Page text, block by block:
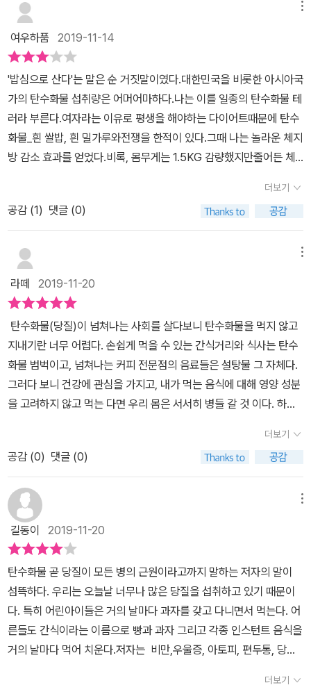
제한하는 것입니다. 당질제한식은 지방질이50~60%이지만, 케톤
식이요법은 지방질이70~80%, 당질이 5% 이하로 더욱 강화된 식
이요법이라고 하니, 일반적인 식생활에 적용하기에는 상당한 노력이
필요하다는 것을 알 수 있습니다.이 외에도 동맥경화에 기름기가 많
은 지방질 보다, 당질 과다로 인하여 생기는 체내 지방질이상이 문제
라고 합니다. 많은 당질을 분해하기 위해 생기는 과다한 인슐린이 혈
당치를 낮추는 것 외에혈당을 체지방으로 변환시키는 작용을 하는 것
입니다. 책의 마지막 부록에는 당질제한식 실천법이 실려 있습니다.
단백질이 많은 반찬을 섭취하는 것입니다. 당질을피하는 방법이 핵심
이므로 과식만 하지 않으면 육류, 생선, 볶거나튀긴 음식도 마음껏 먹
어도 되며 증류주와 같은 음주도 괜찮다고 합니다. 참고로, 다카오 병
원에서 권장하는 식사법도 설명하고 있습니다. 세 끼 식사모두 당질
을 제한하는 슈퍼 당질 제한식과 두 끼를 제한하고 한 끼는 현미 등과
같이 혈당지수가 낮은 주식을 섭취하는 방법입니다. 물론, 세 끼를 제
한하는 것이 효과적이지만, 집 밖에서 사회 생활을 하는 현대인들이
꾸준한 실행을 하기 위해서는 두 끼 제한이 더 효과적일 수 있을 것입
니다. 저자는 참고로, 식품별 당질의 양과 함께 섭취 가능, 조금 섭취
가능, 삼가해야 할 식품으로 분류한 표도 함께 제공하고있으니, 집에
서 음식 재료를 준비할 때 참고하시면 도움이 될 것입니다.^>^
질과 지방이 들어가 있는 음식만으로 당질이 충분히 확보가 가능하다
는 작가의 말에 의문이 들었다. 그러나 책을 읽어 갈수록 탄수화물의
유해성과 과다섭취로 인한 문제점들을 알게 되면서 그의 말에 의도를
정확히 알 수 있게 되었다.​현대인의 주요 사망원인인 암, 심근경색, 뇌
졸증, 폐렴, 당뇨 등은 물론이고, 그와 연계된 각종 합병증 그리고 생
활습관병인 꽃가루 알레르기, 비염, 천식, 여드름, 건선피부, 역류성
식도염 등과 같은 질병들이 당질 과다가 원인으로 생기는 것이며, 따
라서 평상시 당질제한식을 습관화하면 병의 치료는 물론이고 예방효
과까지 탁월함을 작가는 구체적인 사례와 예시들을 보여주며 강조한
다. ​사실 바쁜 현대를 살아가는 우리가 과다한 당질을 섭취를 하고 있
음은 인정할 수 밖에 없다. TV와 인터넷에는 각종 먹거리와 맛집 소
당연한 것이 되었고, 비만, 대사증후군, 고혈압, 당뇨병을 갖고 있는
사람들은 우리 주변에서 흔하디 흔한 질병이 되어버렸다. 좀 귀찮고
힘은 들수 있을지 몰라도 앞으로 살아갈 우리의 인생을 건강하게 살
고자 한다면 나에게 맞는 식생활, 특히 작가가 말한 당질제한식을 하
루 빨리 실행해 나가는 것이 무엇보다 중요한 것 같다. ​책 마지막 부록
으로 당질제한식 실천법과 식품별 당질의 양과 섭취 리스트에 대해
아주 상세하게 적어 두었다. 부록을 기준으로 세끼나 두끼까지는 처
음부터는 힘들듯해 지난 금요일부터 하루 한끼 당질을 제한하는 쁘띠
다. 나부터 실천하는 건강한 식습관이 우리 가족을 위한 길이 될 것이
고 나아가 우리 사회, 우리 나라가 건강해질 수 있다고 믿어본다. 이로
인해 의료비 대폭 절감효과로 인해 경제부활의 기폭제가 될 수 있다
는 작가의 기대감에 부흥할 그 날이 올 수 있기를 기대하며 책을 덮었
다. ​
여우하품 2019-11-14
'밥심으로 산다'는 말은 순 거짓말이였다.대한민국을 비롯한 아시아국
가의 탄수화물 섭취량은 어머어마하다.나는 이를 일종의 탄수화물 테
러라 부른다.​여자라는 이유로 평생을 해야하는 다이어트때문에 탄수
화물_흰 쌀밥, 흰 밀가루와전쟁을 한적이 있다.그때 나는 놀라운 체지
방 감소 효과를 얻었다.비록, 몸무게는 1.5KG 감량했지만줄어든 체
일은 당질이 아니라고 생각한다.하지만 과일의 대부분은 당질임을.​또
한 사람들은 당질을 줄이면 마치 큰 병에라도 걸릴것처럼 말한다.당
질은 인체의 필수영양소가 아니다.​필수영양소는 사람에게는 없어서
는 안 되지만인체에서는 만들지 못하는 것이다.필수 아미노산이라든
영양소가 아니기에 우리가 식사로 섭취해야 하는당질의 최소필요량
도 '0'이라는 것이다.그런 당질을 원하는 것은 우리 인간의 숙명.(사실
우리는 스트레스 받을 때탄수화물을 먹으면 기분이 좋아지기도 한다)​
만약, 앞으로 남은 인생을 건강하게살고 싶다면 각자 자신의 상황에
맞게 '맞춤형 다이어트'를 실시해야 한다. ​앞에서 말한 우리의 숙명_
당.이 당질을 원하는 우리의 욕구는 본능이다.지금이야 '재수없으면 1
50세까지 산다'고 하지만, 먼 옛날 인류는 3, 40세를 넘기기도아주
어려웠다​그러한때에 인체의 지방 축적은생존 가능성을 높여주며 굶
주림에 맞서는 유일한 안전대책이였다.특히, 출산의 책임지고 있는
질을 흡수로혈당치가 높아지면 '베타 엔돌필'이라는쾌락 유발 물질이
나오기 때문이다.​당질 제한으로 다이어트 외 역류성 식도염이나 알러
지 등 기타 유사 질병들의 발병률을 낮추고 예방하는 효과를 얻을 수
있다고 하니건강한 신체와 멋진 바디를 원한다면이제 당질 제한은 필
수며우리의 숙명이다.(*당질은 탄수화물과 식이섬유를 포괄하는 개
념)
더보기
공감 (1) 댓글 (0)
라떼 2019-11-20
탄수화물(당질)이 넘쳐나는 사회를 살다보니 탄수화물을 먹지 않고
지내기란 너무 어렵다. 손쉽게 먹을 수 있는 간식거리와 식사는 탄수
화물 범벅이고, 넘쳐나는 커피 전문점의 음료들은 설탕물 그 자체다.
그러다 보니 건강에 관심을 가지고, 내가 먹는 음식에 대해 영양 성분
을 고려하지 않고 먹는 다면 우리 몸은 서서히 병들 갈 것 이다. 하지
탄수화물을 보고 쉽게 지나칠 수 있는 사람은 드물기 때문이다.하지
만 이 책을 읽고 탄수화물이 얼마나 내 몸에 좋지 않은지 알게 되었다.
그저 막연하게 탄수화물을 많이 먹으면 살찐다고만 알고 있었는데 그
이상의 충격적인 사실들을 많이 알게 되었다.그러니 최대한 당질 섭
취를 줄여야 하고, 배가 부를 때 까지 먹어서도 안 된다. 탄수화물이
발암의 위험은 물론 혈관까지 손상시켜 동맥경화와 뇌졸중의 위험도
일으 킬 수 있다니 놀랍지 않은가. 탄수화물을 먹는 사소한 식습관이
우리의 몸 여기저기를 망치는 것 이다. 대부분의 병의 원인은 생활습
관 병이라는 사실을 잊지 말자. 그런 이유로 우리의 혈당을 올리는 탄
수화물은 줄이고, 혈당치를 올리지 않는 지방질과 단백질을 섭취 하
는 것 만으로도 큰 도움이 되는 것 이리라. 사실 탄수화물 제한으로 너
무 많은 장점이 있고, 너무 과하다는 느낌이 들 정도다. 마음의 불안정
해소는 물론 마음과 얼굴이 온화해지며 미용에도 좋아진다니너무 과
더보기
공감 (0) 댓글 (0)
길동이 2019-11-20
탄수화물 곧 당질이 모든 병의 근원이라고까지 말하는 저자의 말이
섬뜩하다. 우리는 오늘날 너무나 많은 당질을 섭취하고 있기 때문이
다. 특히 어린아이들은 거의 날마다 과자를 갖고 다니면서 먹는다. 어
른들도 간식이라는 이름으로 빵과 과자 그리고 각종 인스턴트 음식을
거의 날마다 먹어 치운다.저자는 비만,우울증, 아토피, 편두통, 당뇨
제한하면 놀라운 효과가 나타났다고 말한다. 저자는 병원을 운영하면
더보기